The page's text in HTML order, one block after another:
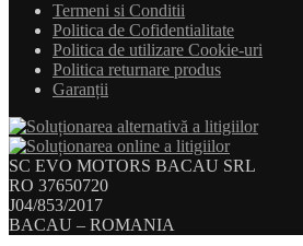
Termeni si Conditii
Politica de Cofidentialitate
Politica de utilizare Cookie-uri
Politica returnare produs
Garanții
SC EVO MOTORS BACAU SRL
RO 37650720
J04/853/2017
BACAU – ROMANIA